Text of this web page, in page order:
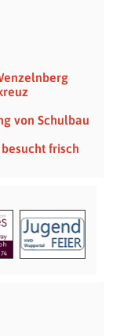
von Schulbau
frisch